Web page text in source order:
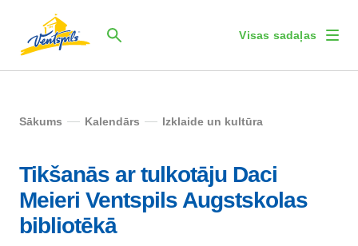
Visas sadaļas
Sākums Kalendārs Izklaide un kultūra
Tikšanās ar tulkotāju Daci
Meieri Ventspils Augstskolas
bibliotēkā